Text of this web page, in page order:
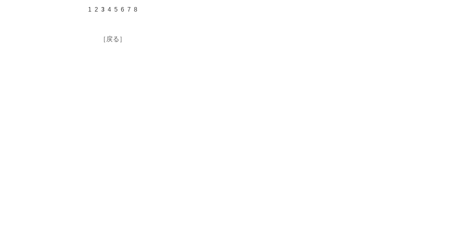
1 2 3 4 5 6 7 8
［戻る］